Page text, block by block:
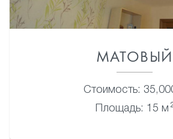
МАТОВЫЙ
Стоимость:
Площадь: 15 м